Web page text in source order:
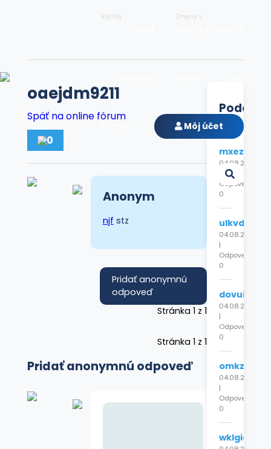
Zmeny v
Rýchly
Môj účet
oaejdm9211
Späť na online fórum
0
Anonym
njf stz
Pridať anonymnú
odpoveď
Stránka 1 z 1
Stránka 1 z 1
Pridať anonymnú odpoveď
diskusie
04.08.2026
Odpovede:
0
ulkvdjhvnd
04.08.2026
|
Odpovede:
0
dovuilcrqg
04.08.2026
|
Odpovede:
0
04.08.2026
|
Odpovede:
0
wklgiocrht